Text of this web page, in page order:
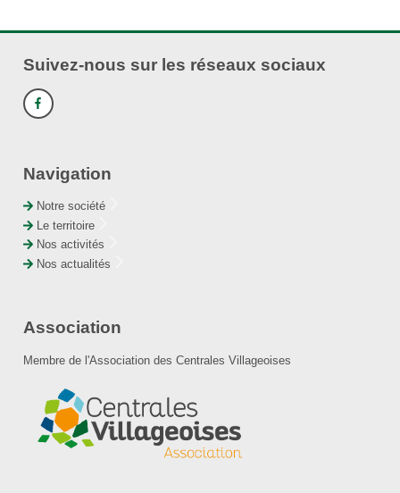
Suivez-nous sur les réseaux sociaux
Navigation
Notre société
Le territoire
Nos activités
Nos actualités
Association
Membre de l'Association des Centrales Villageoises